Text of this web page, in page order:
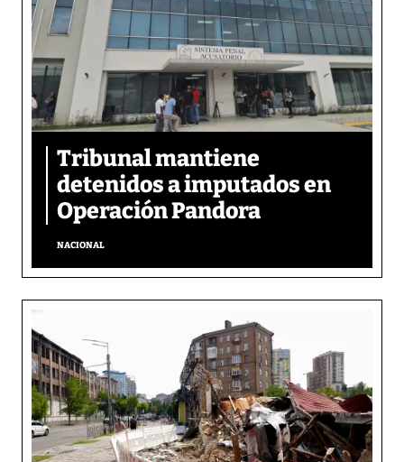
Tribunal mantiene
detenidos a imputados en
Operación Pandora
NACIONAL